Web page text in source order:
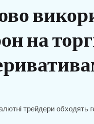
на
трейдери обходять